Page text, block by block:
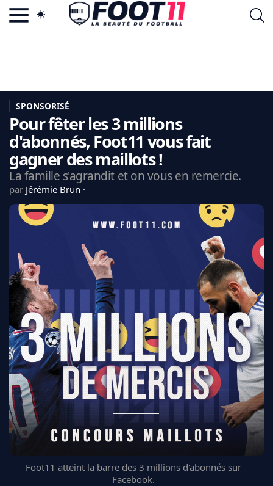
LA CHARTE
VIE PRIVÉE
CGU
CONTACTEZ-NOUS
CDM 2026
EDF
LIGUE 1
REAL MADRID
FC BARCELONE
MANCHESTER UNITED
CHELSEA
ARSENAL
BAYERN
L'AVIS DE LA RÉDAC'
SPONSORISÉ
Pour fêter les 3 millions
d'abonnés, Foot11 vous fait
gagner des maillots !
La famille s'agrandit et on vous en remercie.
par Jérémie Brun
Foot11 atteint la barre des 3 millions d'abonnés sur
Facebook.